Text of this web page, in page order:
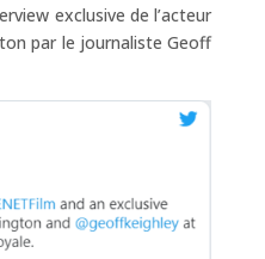
exclusive de l’acteur
par le journaliste Geoff